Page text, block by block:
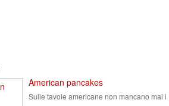
American pancakes
Sulle tavole americane non mancano mai i